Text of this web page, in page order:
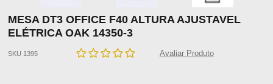
MESA DT3 OFFICE F40 ALTURA AJUSTAVEL
ELÉTRICA OAK 14350-3
SKU 1395 Avaliar Produto